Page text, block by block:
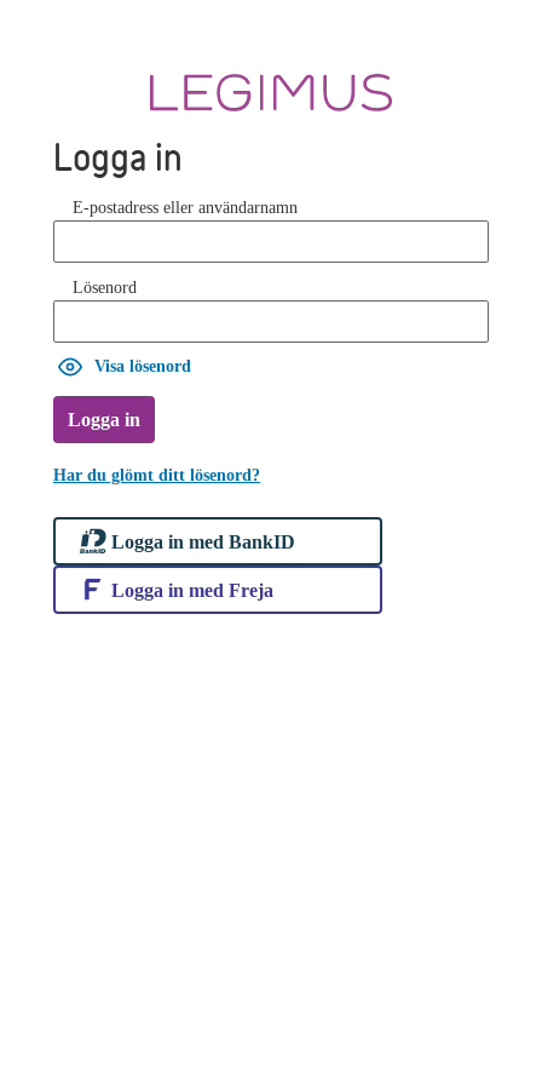
Logga in
E-postadress eller användarnamn
Lösenord
Visa lösenord
Logga in
Har du glömt ditt lösenord?
Logga in med BankID
Logga in med Freja